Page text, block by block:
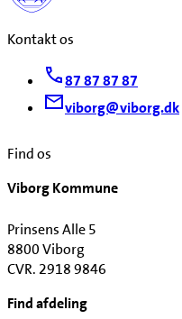
Kontakt os
87 87 87 87
viborg@viborg.dk
Find os
Viborg Kommune
Prinsens Alle 5
8800 Viborg
CVR. 2918 9846
Find afdeling